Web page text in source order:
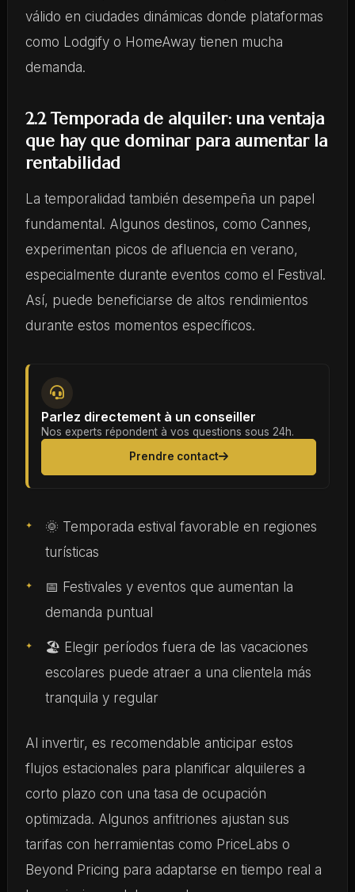
válido en ciudades dinámicas donde plataformas
como Lodgify o HomeAway tienen mucha
demanda.
2.2 Temporada de alquiler: una ventaja
que hay que dominar para aumentar la
rentabilidad
La temporalidad también desempeña un papel
fundamental. Algunos destinos, como Cannes,
experimentan picos de afluencia en verano,
especialmente durante eventos como el Festival.
Así, puede beneficiarse de altos rendimientos
durante estos momentos específicos.
Parlez directement à un conseiller
Nos experts répondent à vos questions sous 24h.
Prendre contact
🌞 Temporada estival favorable en regiones
turísticas
📅 Festivales y eventos que aumentan la
demanda puntual
🏖 Elegir períodos fuera de las vacaciones
escolares puede atraer a una clientela más
tranquila y regular
Al invertir, es recomendable anticipar estos
flujos estacionales para planificar alquileres a
corto plazo con una tasa de ocupación
optimizada. Algunos anfitriones ajustan sus
tarifas con herramientas como PriceLabs o
Beyond Pricing para adaptarse en tiempo real a